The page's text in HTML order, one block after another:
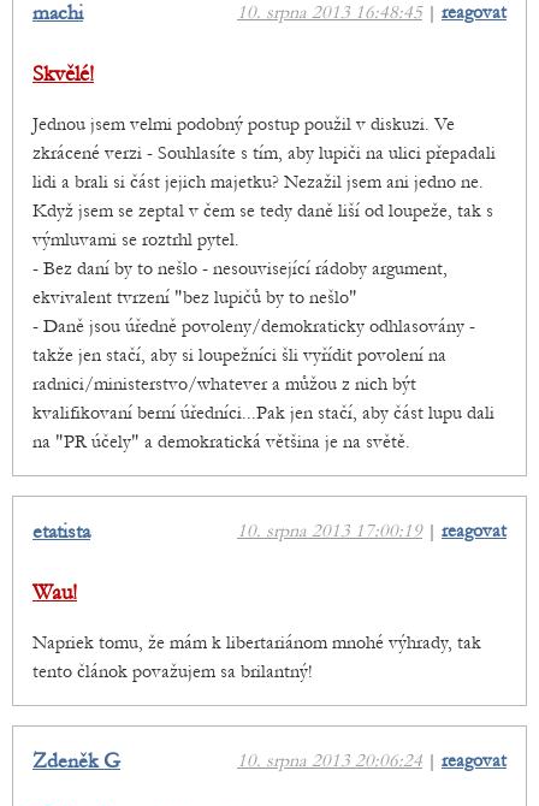
10. srpna 2013 16:48:45| reagovat
machi
Skvělé!
Jednou jsem velmi podobný postup použil v diskuzi. Ve
zkrácené verzi - Souhlasíte s tím, aby lupiči na ulici přepadali
lidi a brali si část jejich majetku? Nezažil jsem ani jedno ne.
Když jsem se zeptal v čem se tedy daně liší od loupeže, tak s
výmluvami se roztrhl pytel.
- Bez daní by to nešlo - nesouvisející rádoby argument,
ekvivalent tvrzení "bez lupičů by to nešlo"
- Daně jsou úředně povoleny/demokraticky odhlasovány -
takže jen stačí, aby si loupežníci šli vyřídit povolení na
radnici/ministerstvo/whatever a můžou z nich být
kvalifikovaní berní úředníci...Pak jen stačí, aby část lupu dali
na "PR účely" a demokratická většina je na světě.
10. srpna 2013 17:00:19| reagovat
etatista
Wau!
Napriek tomu, že mám k libertariánom mnohé výhrady, tak
tento článok považujem sa brilantný!
10. srpna 2013 20:06:24 | reagovat
Zdeněk G